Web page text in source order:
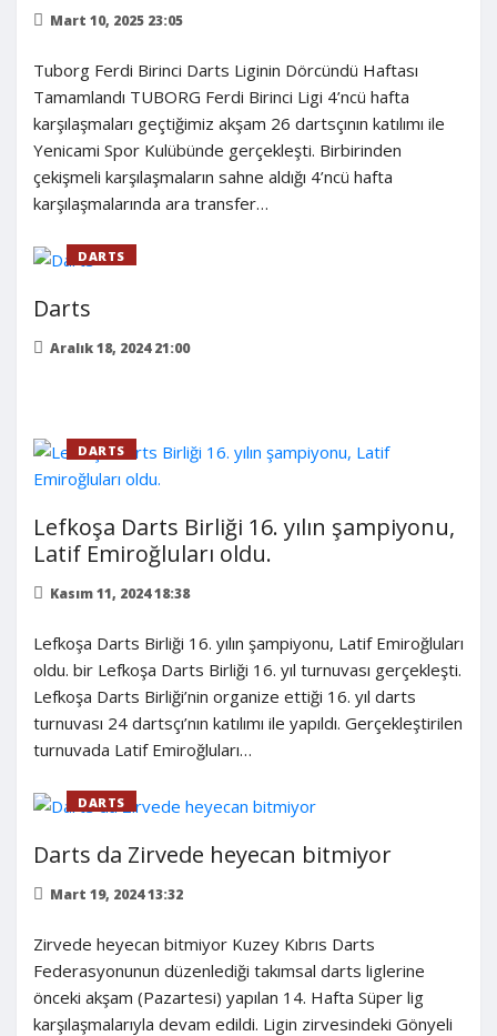
Mart 10, 2025 23:05
Tuborg Ferdi Birinci Darts Liginin Dörcündü Haftası
Tamamlandı TUBORG Ferdi Birinci Ligi 4’ncü hafta
karşılaşmaları geçtiğimiz akşam 26 dartsçının katılımı ile
Yenicami Spor Kulübünde gerçekleşti. Birbirinden
çekişmeli karşılaşmaların sahne aldığı 4’ncü hafta
karşılaşmalarında ara transfer…
DARTS
Darts
Aralık 18, 2024 21:00
DARTS
Lefkoşa Darts Birliği 16. yılın şampiyonu,
Latif Emiroğluları oldu.
Kasım 11, 2024 18:38
Lefkoşa Darts Birliği 16. yılın şampiyonu, Latif Emiroğluları
oldu. bir Lefkoşa Darts Birliği 16. yıl turnuvası gerçekleşti.
Lefkoşa Darts Birliği’nin organize ettiği 16. yıl darts
turnuvası 24 dartsçı’nın katılımı ile yapıldı. Gerçekleştirilen
turnuvada Latif Emiroğluları…
DARTS
Darts da Zirvede heyecan bitmiyor
Mart 19, 2024 13:32
Zirvede heyecan bitmiyor Kuzey Kıbrıs Darts
Federasyonunun düzenlediği takımsal darts liglerine
önceki akşam (Pazartesi) yapılan 14. Hafta Süper lig
karşılaşmalarıyla devam edildi. Ligin zirvesindeki Gönyeli